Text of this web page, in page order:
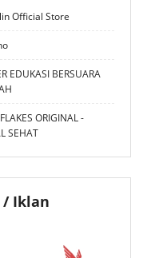
Official Store
EDUKASI BERSUARA
ORIGINAL -
SEHAT
/ Iklan